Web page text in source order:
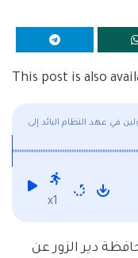
This post is also
في عهد النظام البائد إلى
x1
دير الزور عن